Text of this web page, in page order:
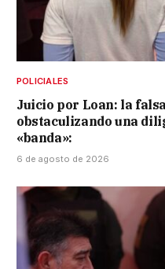
POLICIALES
Juicio por Loan: la
obstaculizando una
«banda»:
6 de agosto de 2026